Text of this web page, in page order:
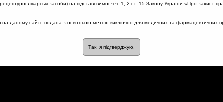
- чи допустиме це
лікарські засоби) на підставі вимог ч.ч. 1, 2 ст. 15 Закону України «Про захист
на даному сайті, подана з освітньою метою виключно для медичних та фармацевтичних
Так, я підтверджую.